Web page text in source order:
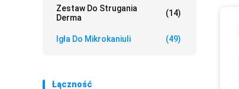
Zestaw Do Strugania
Derma
(14)
Igła Do Mikrokaniuli (49)
Łączność